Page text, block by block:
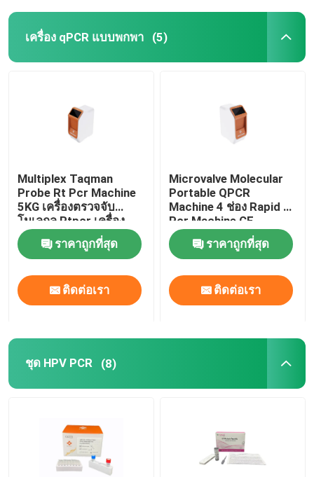
เครื่อง qPCR แบบพกพา (5)
Multiplex Taqman
Probe Rt Pcr Machine
5KG เครื่องตรวจจับ
โมเลกุล Rtpcr เครื่อง
ทดสอบ
ราคาถูกที่สุด
ติดต่อเรา
Microvalve Molecular
Portable QPCR
Machine 4 ช่อง Rapid Rt
Pcr Machine CE
ราคาถูกที่สุด
ติดต่อเรา
ชุด HPV PCR (8)